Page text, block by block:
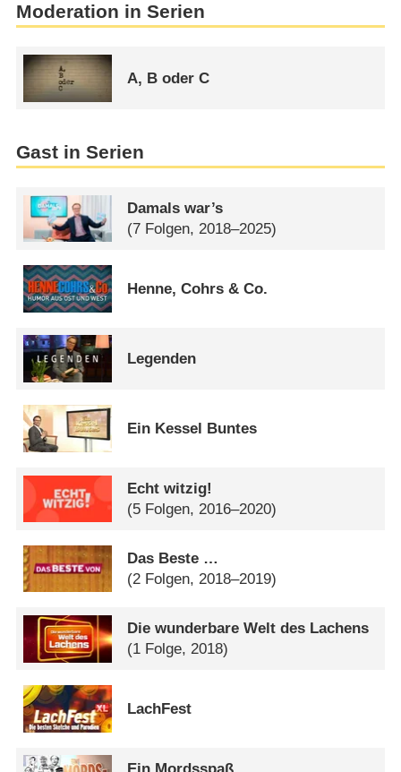
Moderation in Serien
A, B oder C
Gast in Serien
Damals war’s
(7 Folgen, 2018–2025)
Henne, Cohrs & Co.
Legenden
Ein Kessel Buntes
Echt witzig!
(5 Folgen, 2016–2020)
Das Beste …
(2 Folgen, 2018–2019)
Die wunderbare Welt des Lachens
(1 Folge, 2018)
LachFest
Ein Mordsspaß